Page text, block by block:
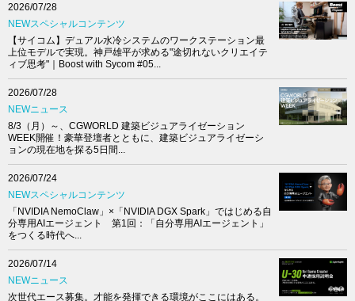
2026/07/28
NEWスペシャルコンテンツ
【サイコム】デュアル水冷システムのワークステーション最
上位モデルで実現。神戸雄平が求める"途切れないクリエイテ
ィブ思考"｜Boost with Sycom #05...
2026/07/28
NEWニュース
8/3（月）～、CGWORLD 建築ビジュアライゼーション
WEEK開催！豪華登壇者とともに、建築ビジュアライゼーシ
ョンの現在地を探る5日間...
2026/07/24
NEWスペシャルコンテンツ
「NVIDIA NemoClaw」×「NVIDIA DGX Spark」ではじめる自
分専用AIエージェント 第1回：「自分専用AIエージェント」
をつくる時代へ...
2026/07/14
NEWニュース
次世代エース募集。才能を発揮できる環境がここにはある。